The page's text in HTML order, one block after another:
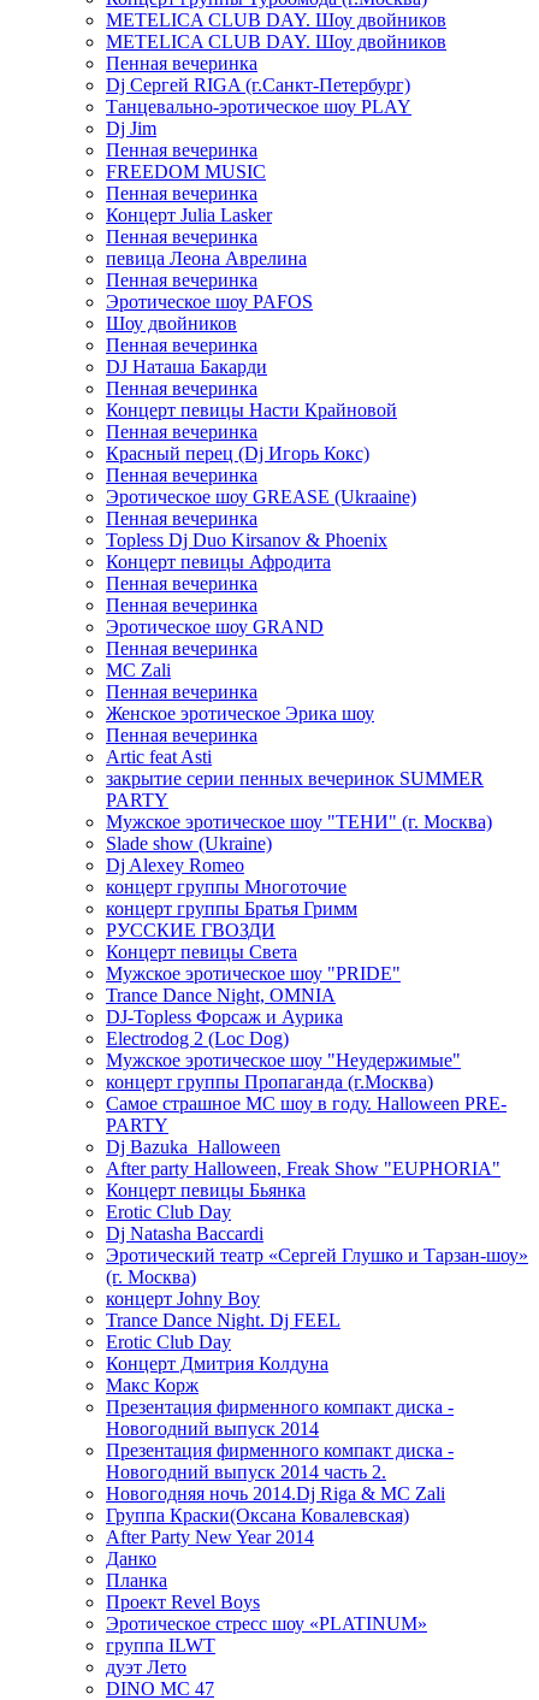
METELICA CLUB DAY. Шоу двойников
METELICA CLUB DAY. Шоу двойников
Пенная вечеринка
Dj Сергей RIGA (г.Санкт-Петербург)
Танцевально-эротическое шоу PLAY
Dj Jim
Пенная вечеринка
FREEDOM MUSIC
Пенная вечеринка
Концерт Julia Lasker
Пенная вечеринка
певица Леона Аврелина
Пенная вечеринка
Эротическое шоу PAFOS
Шоу двойников
Пенная вечеринка
DJ Наташа Бакарди
Пенная вечеринка
Концерт певицы Насти Крайновой
Пенная вечеринка
Красный перец (Dj Игорь Кокс)
Пенная вечеринка
Эротическое шоу GREASE (Ukraaine)
Пенная вечеринка
Topless Dj Duo Kirsanov & Phoenix
Концерт певицы Афродита
Пенная вечеринка
Пенная вечеринка
Эротическое шоу GRAND
Пенная вечеринка
MC Zali
Пенная вечеринка
Женское эротическое Эрика шоу
Пенная вечеринка
Artic feat Asti
закрытие серии пенных вечеринок SUMMER
PARTY
Мужское эротическое шоу "ТЕНИ" (г. Москва)
Slade show (Ukraine)
Dj Alexey Romeo
концерт группы Многоточие
концерт группы Братья Гримм
РУССКИЕ ГВОЗДИ
Концерт певицы Света
Мужское эротическое шоу "PRIDE"
Trance Dance Night, OMNIA
DJ-Topless Форсаж и Аурика
Electrodog 2 (Loc Dog)
Мужское эротическое шоу "Неудержимые"
концерт группы Пропаганда (г.Москва)
Самое страшное МС шоу в году. Halloween PRE-
PARTY
Dj Bazuka_Halloween
After party Halloween, Freak Show "EUPHORIA"
Концерт певицы Бьянка
Erotic Club Day
Dj Natasha Baccardi
Эротический театр «Сергей Глушко и Тарзан-шоу»
(г. Москва)
концерт Johny Boy
Trance Dance Night. Dj FEEL
Erotic Club Day
Концерт Дмитрия Колдуна
Макс Корж
Презентация фирменного компакт диска -
Новогодний выпуск 2014
Презентация фирменного компакт диска -
Новогодний выпуск 2014 часть 2.
Новогодняя ночь 2014.Dj Riga & MC Zali
Группа Краски(Оксана Ковалевская)
After Party New Year 2014
Данко
Планка
Проект Revel Boys
Эротическое стресс шоу «PLATINUM»
группа ILWT
дуэт Лето
DINO MC 47